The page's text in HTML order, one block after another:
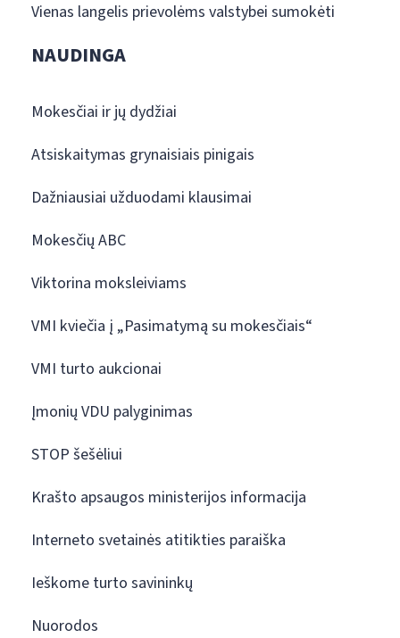
Vienas langelis prievolėms valstybei sumokėti
NAUDINGA
Mokesčiai ir jų dydžiai
Atsiskaitymas grynaisiais pinigais
Dažniausiai užduodami klausimai
Mokesčių ABC
Viktorina moksleiviams
VMI kviečia į „Pasimatymą su mokesčiais“
VMI turto aukcionai
Įmonių VDU palyginimas
STOP šešėliui
Krašto apsaugos ministerijos informacija
Interneto svetainės atitikties paraiška
Ieškome turto savininkų
Nuorodos